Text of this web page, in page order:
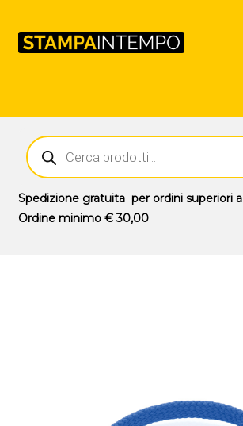
Outlet
Prodotti
Novità
Ricerca
prodotti
Spedizione gratuitaper ordini superiori a
Ordine minimo € 30,00